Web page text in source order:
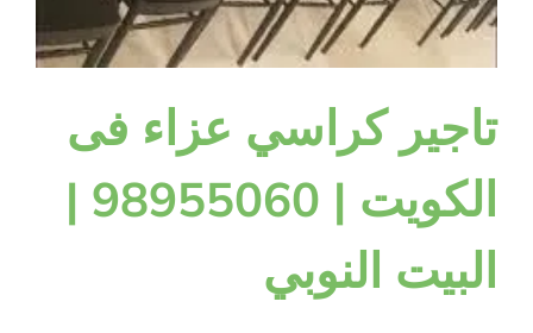
تاجير كراسي عزاء فى
الكويت | 98955060 |
البيت النوبي